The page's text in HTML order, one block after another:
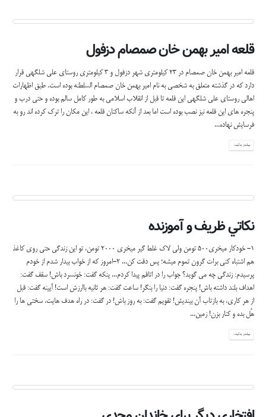
قلعه امیر بهمن خان صمصام دزفول
قلعه امیر بهمن خان صمصام در 23 كیلومتری شهر دزفول و 3 كیلومتری روستای علی شلگهی قرار
دارد كه در گذشته متعلق به شخصی به نام امیر بهمن خان صمصام السلطنه بوده است. طبق اظهارات
اهالی روستای علی شلگهی این قلعه تا قبل از انقلاب اسلامی به طور كامل سالم بوده و حتی درب و
پنجره های این قلعه نیز نصب بوده است اما بعد از آنكه ساكنان قلعه ، این مكان را ترك كرده اند رو به
فرسایش نهاده...
بیشتر بدانید...
نكاتي ظريف و آموزنده
1- خودکار میخری500 تومن ولی لاک غلط گیر میخری 2000 تومن، تو این زندگی حتی روی کاغذ
هم اشتباه کنی برات گرون تموم میشه؛ پس دقت کن... 2-امروز كه از خواب بيدار شدم از خودم
پرسيدم: زندگي چه مي گويد؟ جواب را در اتاقم پيدا كردم... پنكه گفت: خونسرد باش! سقف گفت:
اهداف بلند داشته باش! پنجره گفت: دنيا را بنگر! ساعت گفت: هر ثانيه باارزش است! آيينه گفت: قبل
از هر كاري، به بازتاب آن بينديش! تقويم گفت: به روز باش! در گفت: در راه هدف هايت، سختي ها را
هُل بده و كنار بزن! زمين...
بیشتر بدانید...